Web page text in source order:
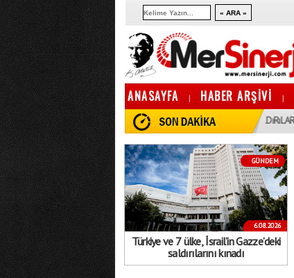
ANASAYFA | HABER ARŞİVİ |
16:06 TÜRKIYE VE 7 ÜLKE, İSRAIL’IN GAZZE’DEKI SALDıRıLARıNı KıNADı
GÜNDEM
6.08.2026
Türkiye ve 7 ülke, İsrail’in Gazze’deki
saldırılarını kınadı